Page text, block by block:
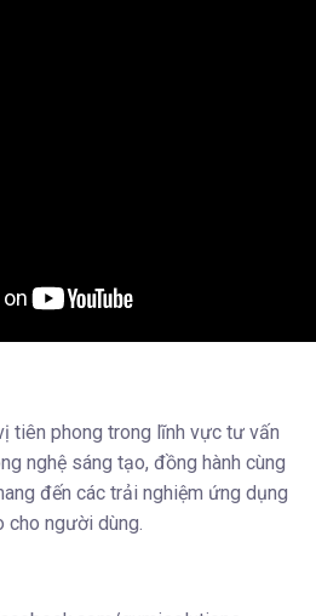
tiên phong trong lĩnh vực tư vấn
nghệ sáng tạo, đồng hành cùng
đến các trải nghiệm ứng dụng
cho người dùng.